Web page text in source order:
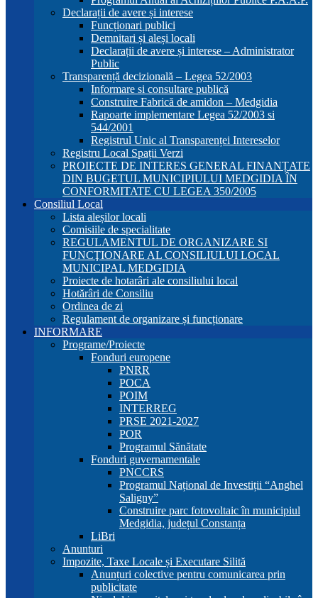
Declarații de avere și interese
Funcționari publici
Demnitari și aleși locali
Declarații de avere și interese – Administrator
Public
Transparență decizională – Legea 52/2003
Informare si consultare publică
Construire Fabrică de amidon – Medgidia
Rapoarte implementare Legea 52/2003 si
544/2001
Registrul Unic al Transparenței Intereselor
Registru Local Spații Verzi
PROIECTE DE INTERES GENERAL FINANȚATE
DIN BUGETUL MUNICIPIULUI MEDGIDIA ÎN
CONFORMITATE CU LEGEA 350/2005
Consiliul Local
Lista aleșilor locali
Comisiile de specialitate
REGULAMENTUL DE ORGANIZARE SI
FUNCŢIONARE AL CONSILIULUI LOCAL
MUNICIPAL MEDGIDIA
Proiecte de hotarâri ale consiliului local
Hotărâri de Consiliu
Ordinea de zi
Regulament de organizare și funcționare
INFORMARE
Programe/Proiecte
Fonduri europene
PNRR
POCA
POIM
INTERREG
PRSE 2021-2027
POR
Programul Sănătate
Fonduri guvernamentale
PNCCRS
Programul Național de Investiții “Anghel
Saligny”
Construire parc fotovoltaic în municipiul
Medgidia, județul Constanța
LiBri
Anunturi
Impozite, Taxe Locale și Executare Silită
Anunțuri colective pentru comunicarea prin
publicitate